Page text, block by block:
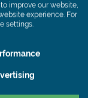
improve our website,
experience. For
settings.